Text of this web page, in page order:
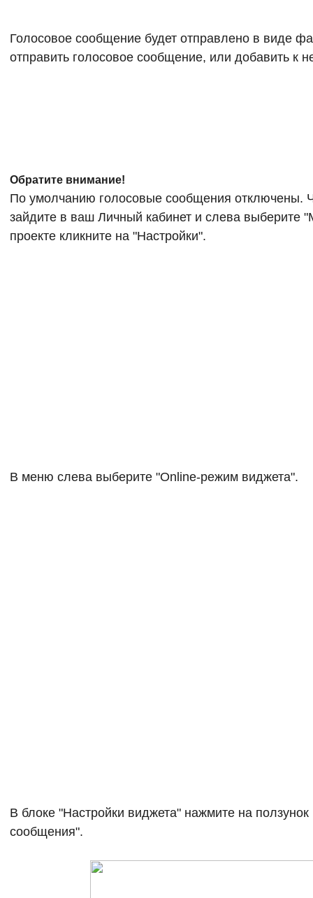
Голосовое сообщение будет отправлено в виде
отправить голосовое сообщение, или добавить к
Обратите внимание!
По умолчанию голосовые сообщения отключены.
зайдите в ваш Личный кабинет и слева выберите
проекте кликните на "Настройки".
В меню слева выберите "Online-режим виджета".
В блоке "Настройки виджета" нажмите на
сообщения".